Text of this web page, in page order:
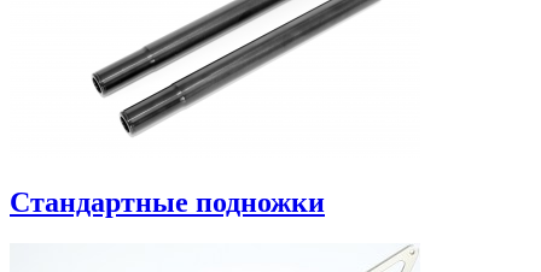
Стандартные подножки